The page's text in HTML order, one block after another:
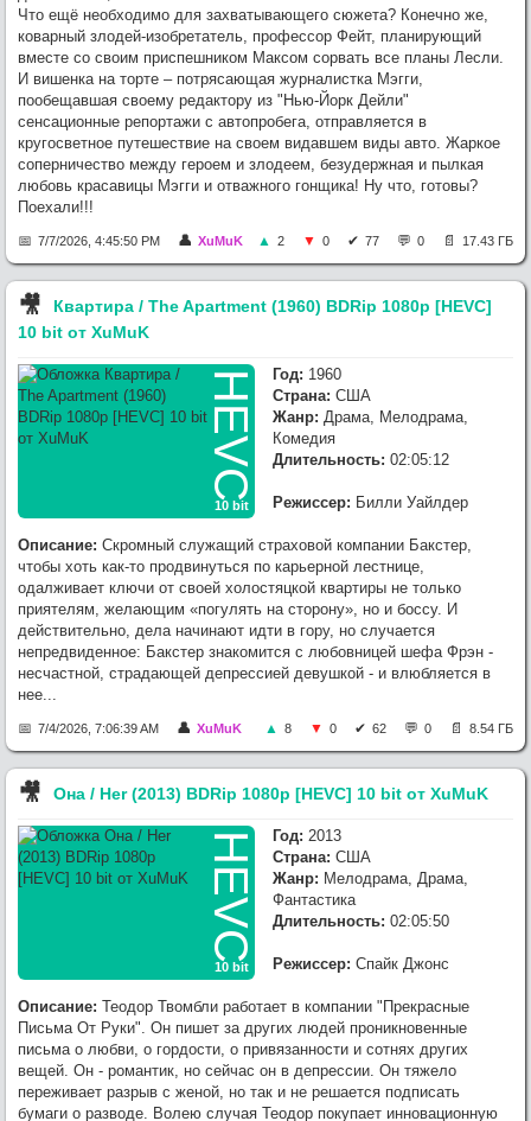
Что ещё необходимо для захватывающего сюжета? Конечно же,
коварный злодей-изобретатель, профессор Фейт, планирующий
вместе со своим приспешником Максом сорвать все планы Лесли.
И вишенка на торте – потрясающая журналистка Мэгги,
пообещавшая своему редактору из "Нью-Йорк Дейли"
сенсационные репортажи с автопробега, отправляется в
кругосветное путешествие на своем видавшем виды авто. Жаркое
соперничество между героем и злодеем, безудержная и пылкая
любовь красавицы Мэгги и отважного гонщика! Ну что, готовы?
Поехали!!!
7/7/2026, 4:45:50 PM XuMuK 2 0 77 0 17.43 ГБ
🎥︎
Квартира / The Apartment (1960) BDRip 1080p [HEVC]
10 bit от XuMuK
HEVC
10 bit
Год: 1960
Страна: США
Жанр: Драма, Мелодрама,
Комедия
Длительность: 02:05:12
Режиссер: Билли Уайлдер
Описание: Скромный служащий страховой компании Бакстер,
чтобы хоть как-то продвинуться по карьерной лестнице,
одалживает ключи от своей холостяцкой квартиры не только
приятелям, желающим «погулять на сторону», но и боссу. И
действительно, дела начинают идти в гору, но случается
непредвиденное: Бакстер знакомится с любовницей шефа Фрэн -
несчастной, страдающей депрессией девушкой - и влюбляется в
нее...
7/4/2026, 7:06:39 AM XuMuK 8 0 62 0 8.54 ГБ
🎥︎ Она / Her (2013) BDRip 1080p [HEVC] 10 bit от XuMuK
HEVC
10 bit
Год: 2013
Страна: США
Жанр: Мелодрама, Драма,
Фантастика
Длительность: 02:05:50
Режиссер: Спайк Джонс
Описание: Теодор Твомбли работает в компании "Прекрасные
Письма От Руки". Он пишет за других людей проникновенные
письма о любви, о гордости, о привязанности и сотнях других
вещей. Он - романтик, но сейчас он в депрессии. Он тяжело
переживает разрыв с женой, но так и не решается подписать
бумаги о разводе. Волею случая Теодор покупает инновационную